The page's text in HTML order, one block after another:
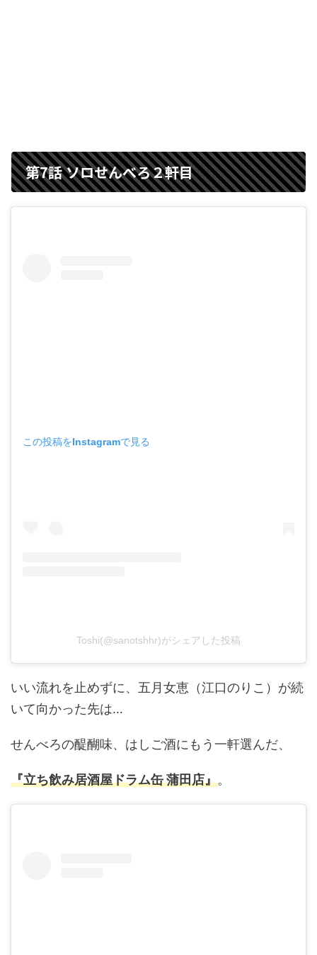
第7話 ソロせんべろ２軒目
この投稿をInstagramで見る
Toshi(@sanotshhr)がシェアした投稿
いい流れを止めずに、五月女恵（江口のりこ）が続
いて向かった先は…
せんべろの醍醐味、はしご酒にもう一軒選んだ、
『立ち飲み居酒屋ドラム缶 蒲田店』。